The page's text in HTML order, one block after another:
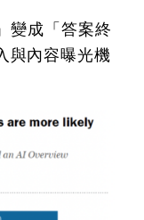
變成「答案終
與內容曝光機